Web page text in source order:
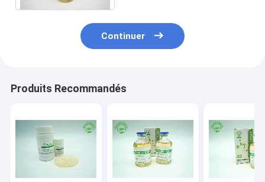
Continuer
Produits Recommandés